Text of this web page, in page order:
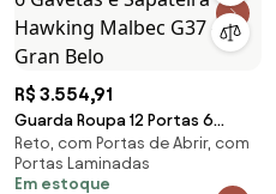
R$ 3.554,91
Guarda Roupa 12 Portas 6
Gavetas e Sapateira Hawking
Malbec G37 - Gran Belo
Reto, com Portas de Abrir, com
Portas Laminadas
Em estoque